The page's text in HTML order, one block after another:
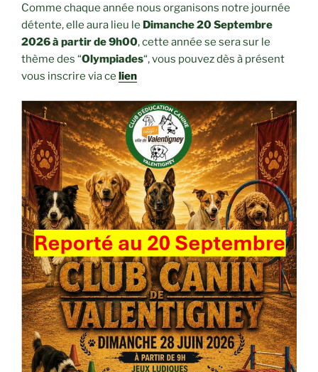
Comme chaque année nous organisons notre journée
détente, elle aura lieu le Dimanche 20 Septembre
2026 à partir de 9h00, cette année se sera sur le
thème des “Olympiades“, vous pouvez dès à présent
vous inscrire via ce lien